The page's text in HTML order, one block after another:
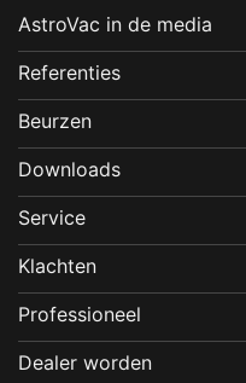
AstroVac in de media
Referenties
Beurzen
Downloads
Service
Klachten
Professioneel
Dealer worden